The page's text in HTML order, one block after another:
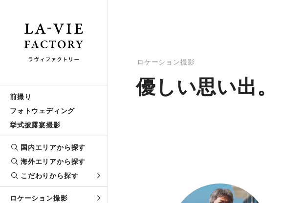
前撮り
フォトウェディング
挙式披露宴撮影
国内エリアから探す
海外エリアから探す
こだわりから探す
ロケーション撮影
ロケーション撮影
優しい思い出。